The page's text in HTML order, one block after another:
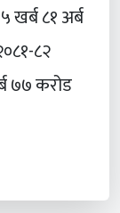
खर्ब ८१ अर्ब
८२
७७ करोड